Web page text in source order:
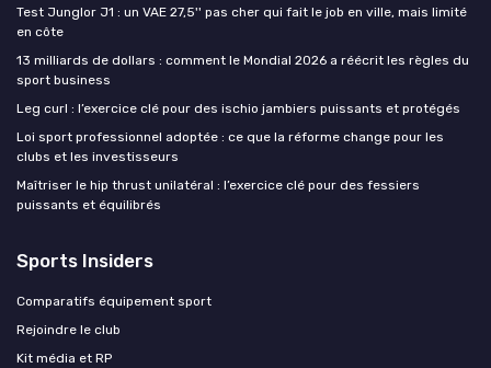
Test Junglor J1 : un VAE 27,5'' pas cher qui fait le job en ville, mais limité
en côte
13 milliards de dollars : comment le Mondial 2026 a réécrit les règles du
sport business
Leg curl : l’exercice clé pour des ischio jambiers puissants et protégés
Loi sport professionnel adoptée : ce que la réforme change pour les
clubs et les investisseurs
Maîtriser le hip thrust unilatéral : l’exercice clé pour des fessiers
puissants et équilibrés
Sports Insiders
Comparatifs équipement sport
Rejoindre le club
Kit média et RP